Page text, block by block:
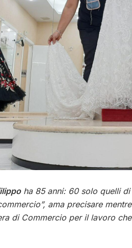
ha 85 anni: 60 solo quelli di
ama precisare
di Commercio per il lavoro